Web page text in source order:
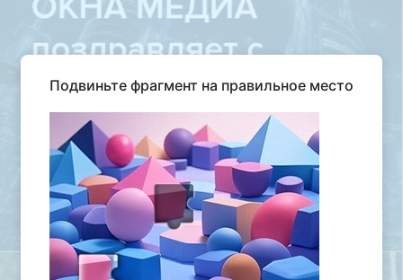
Подвиньте фрагмент на правильное место